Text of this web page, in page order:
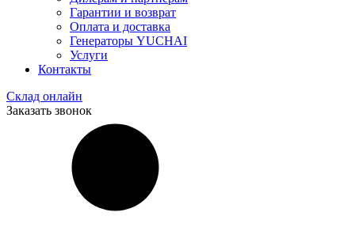
Гарантии и возврат
Оплата и доставка
Генераторы YUCHAI
Услуги
Контакты
Склад онлайн
Заказать звонок